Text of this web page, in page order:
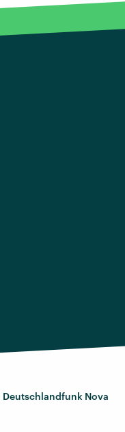
Deutschlandfunk Nova